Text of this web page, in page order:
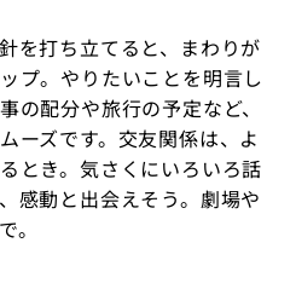
を打ち立てると、まわりが
プ。やりたいことを明言し
の配分や旅行の予定など、
ーズです。交友関係は、よ
とき。気さくにいろいろ話
感動と出会えそう。劇場や
。